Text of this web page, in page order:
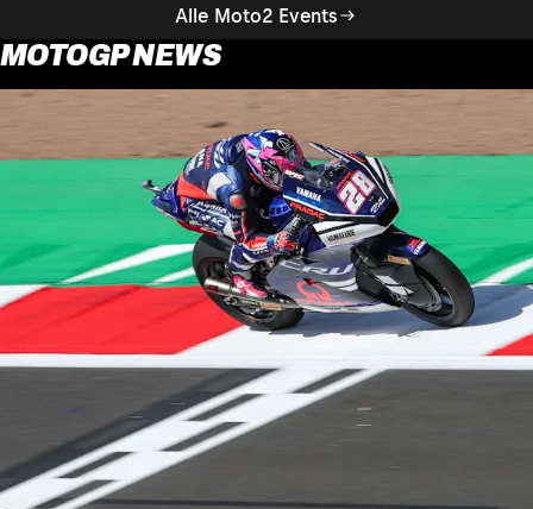
Alle Moto2 Events
MOTOGP NEWS